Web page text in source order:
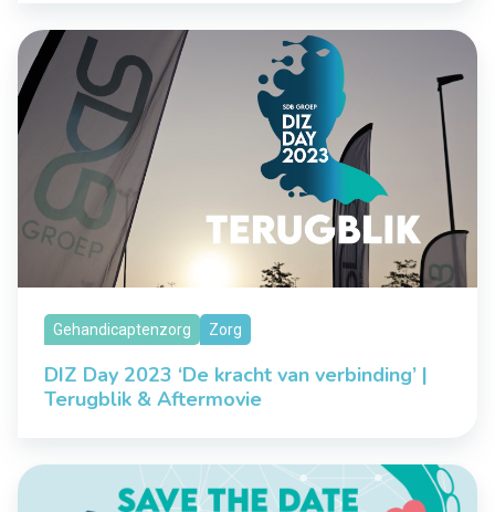
Gehandicaptenzorg Zorg
DIZ Day 2023 ‘De kracht van verbinding’ |
Terugblik & Aftermovie